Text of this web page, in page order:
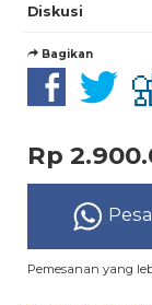
Diskusi
Bagikan
Rp
Pemesanan yang